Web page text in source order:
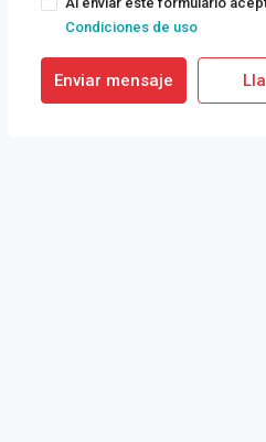
Condiciones de uso
Enviar mensaje